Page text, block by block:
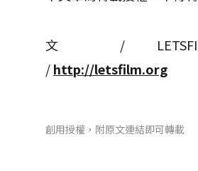
文 /
/http://letsfilm.org
創用授權，附原文連結即可轉載